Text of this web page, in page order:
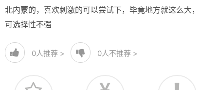
北内蒙的，喜欢刺激的可以尝试下，毕竟地方就这么大，
可选择性不强
0人推荐 > 0人不推荐 >